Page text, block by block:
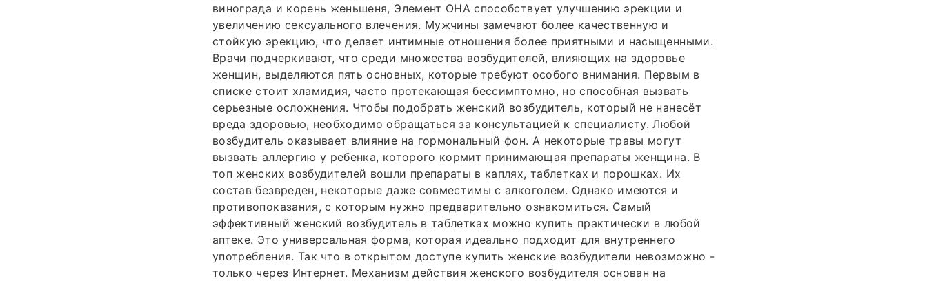
винограда и корень женьшеня, Элемент ОНА способствует улучшению эрекции и
увеличению сексуального влечения. Мужчины замечают более качественную и
стойкую эрекцию, что делает интимные отношения более приятными и насыщенными.
Врачи подчеркивают, что среди множества возбудителей, влияющих на здоровье
женщин, выделяются пять основных, которые требуют особого внимания. Первым в
списке стоит хламидия, часто протекающая бессимптомно, но способная вызвать
серьезные осложнения. Чтобы подобрать женский возбудитель, который не нанесёт
вреда здоровью, необходимо обращаться за консультацией к специалисту. Любой
возбудитель оказывает влияние на гормональный фон. А некоторые травы могут
вызвать аллергию у ребенка, которого кормит принимающая препараты женщина. В
топ женских возбудителей вошли препараты в каплях, таблетках и порошках. Их
состав безвреден, некоторые даже совместимы с алкоголем. Однако имеются и
противопоказания, с которым нужно предварительно ознакомиться. Самый
эффективный женский возбудитель в таблетках можно купить практически в любой
аптеке. Это универсальная форма, которая идеально подходит для внутреннего
употребления. Так что в открытом доступе купить женские возбудители невозможно -
только через Интернет. Механизм действия женского возбудителя основан на